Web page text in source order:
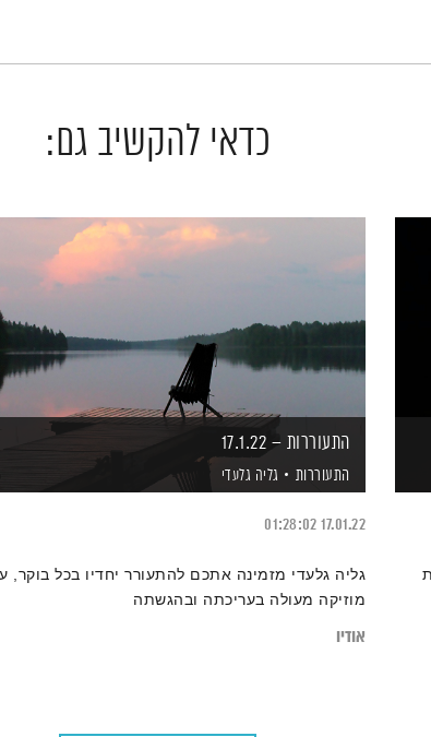
כדאי להקשיב גם:
התעוררות – 17.1.22
התעוררות גליה גלעדי
17.01.22
01:28:02
גליה גלעדי מזמינה אתכם להתעורר יחדיו בכל בוקר,
מוזיקה מעולה בעריכתה ובהגשתה
אודיו